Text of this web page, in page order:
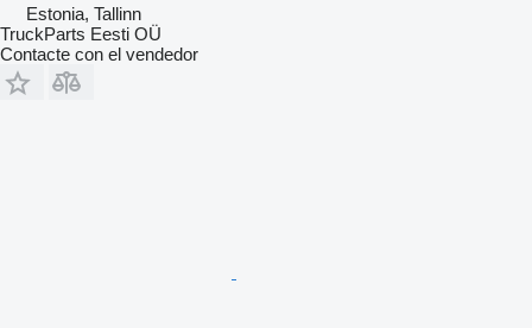
Estonia, Tallinn
TruckParts Eesti OÜ
Contacte con el vendedor